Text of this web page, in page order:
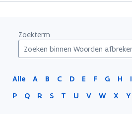
Woorden
Zoekterm
Alle A B C D E F G H I
P
Q R S T U V W X Y